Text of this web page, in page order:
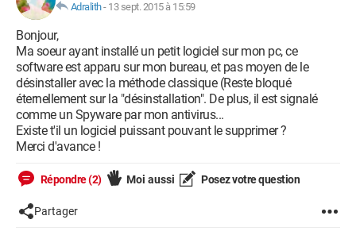
Adralith- 13 sept. 2015 à 15:59
Bonjour,
Ma soeur ayant installé un petit logiciel sur mon pc, ce
software est apparu sur mon bureau, et pas moyen de le
désinstaller avec la méthode classique (Reste bloqué
éternellement sur la "désinstallation". De plus, il est signalé
comme un Spyware par mon antivirus...
Existe t'il un logiciel puissant pouvant le supprimer ?
Merci d'avance !
Répondre (2) Moi aussi Posez votre question
Partager